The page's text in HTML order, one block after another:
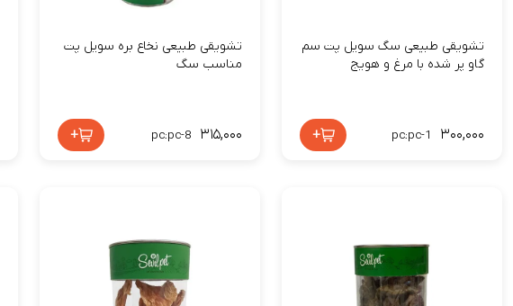
تشویقی طبیعی سگ سویل پت سم
گاو پر شده با مرغ و هویج
۳۰۰,۰۰۰ pc:pc-1
+
تشویقی طبیعی نخاع بره سویل پت
مناسب سگ
۳۱۵,۰۰۰ pc:pc-8
+